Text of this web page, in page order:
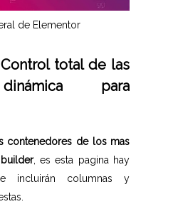
de Elementor
total de las
para
contenedores de los mas
, es esta pagina hay
incluirán columnas y